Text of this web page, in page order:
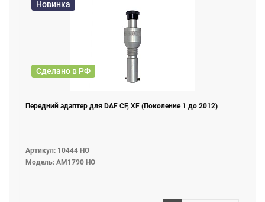
Новинка
Сделано в РФ
Передний адаптер для DAF CF, XF (Поколение 1 до 2012)
Артикул: 10444 НО
Модель: AM1790 НО